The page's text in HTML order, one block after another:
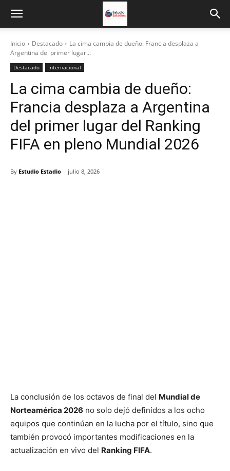
Inicio Destacado
La cima cambia de dueño: Francia desplaza a
Argentina del primer lugar...
Destacado Internacional
La cima cambia de dueño:
Francia desplaza a Argentina
del primer lugar del Ranking
FIFA en pleno Mundial 2026
By Estudio Estadio julio 8, 2026
La conclusión de los octavos de final del Mundial de
Norteamérica 2026 no solo dejó definidos a los ocho
equipos que continúan en la lucha por el título, sino que
también provocó importantes modificaciones en la
actualización en vivo del Ranking FIFA.